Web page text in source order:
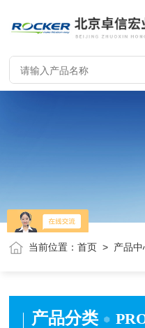
当前位置：首页 > 产品中
产品分类